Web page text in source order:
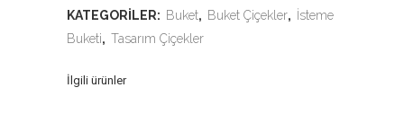
KATEGORILER: Buket, Buket Çiçekler, İsteme
Buketi, Tasarım Çiçekler
İlgili ürünler